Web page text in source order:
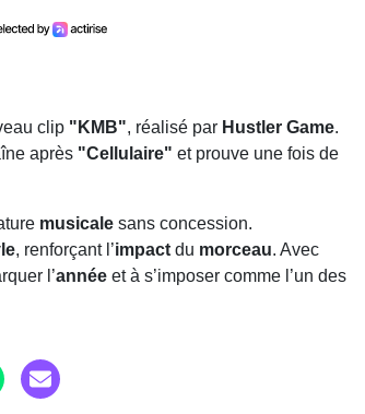
clip "KMB", réalisé par Hustler Game.
après "Cellulaire" et prouve une fois de
musicale sans concession.
, renforçant l’impact du morceau. Avec
l’année et à s’imposer comme l’un des